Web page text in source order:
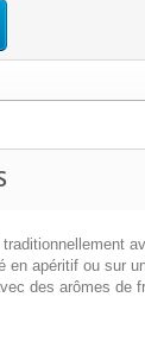
en apéritif ou sur
des arômes de